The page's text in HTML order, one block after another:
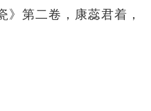
第二卷，康蕊君着，